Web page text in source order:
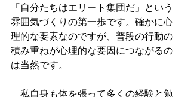
「自分たちはエリート集団だ」という
雰囲気づくりの第一歩です。確かに心
理的な要素なのですが、普段の行動の
積み重ねが心理的な要因につながるの
は当然です。
私自身も体を張って多くの経験と勉